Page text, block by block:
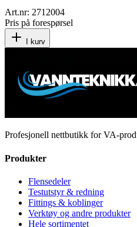
Art.nr: 2712004
Pris på forespørsel
I kurv
Profesjonell nettbutikk for VA-
Produkter
Flensedeler
Testutstyr & redning
Fittings & koblinger
Verktøy og andre produkter
Hele sortimentet